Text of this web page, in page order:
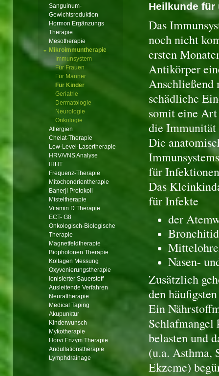
Heilkunde für
Das
noch nicht
ersten
Antikörper
Anschließend
schädliche
somit eine
die Immunität
Die
für
Das
für Infekte
der
Nasen-
Zusätzlich
den
Ein
Schlafmangel
belasten und
(u.a. Asthma,
Ekzeme)
Sanguinum-
Gewichtsreduktion
Hormon Ergänzungs
Therapie
Mesotherapie
Mikroimmuntherapie
Immunsystem
Für Frauen
Für Männer
Für Kinder
Geriatrie
Dermatologie
Neurologie
Onkologie
Allergien
Chelat-Therapie
Low-Level-Lasertherapie
HRV/VNS Analyse
IHHT
Frequenz-Therapie
Mitochondrientherapie
Banerji Protokoll
Misteltherapie
Vitamin D Therapie
ECT- G8
Onkologisch-Biologische
Therapie
Magnetfeldtherapie
Biophotonen Therapie
Kollagen Messung
Oxyvenierungstherapie
Ionisierter Sauerstoff
Ausleitende Verfahren
Neuraltherapie
Medical Taping
Akupunktur
Kinderwunsch
Mykotherapie
Horvi Enzym Therapie
Andullationstherapie
Lymphdrainage